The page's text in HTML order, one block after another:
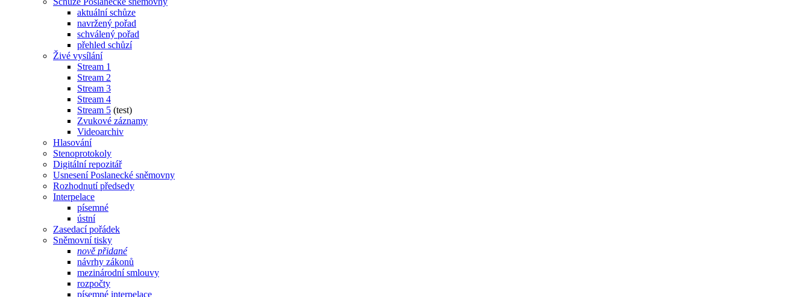
aktuální schůze
navržený pořad
schválený pořad
přehled schůzí
Živé vysílání
Stream 1
Stream 2
Stream 3
Stream 4
Stream 5 (test)
Zvukové záznamy
Videoarchiv
Hlasování
Stenoprotokoly
Digitální repozitář
Usnesení Poslanecké sněmovny
Rozhodnutí předsedy
Interpelace
písemné
ústní
Zasedací pořádek
Sněmovní tisky
nově přidané
návrhy zákonů
mezinárodní smlouvy
rozpočty
písemné interpelace